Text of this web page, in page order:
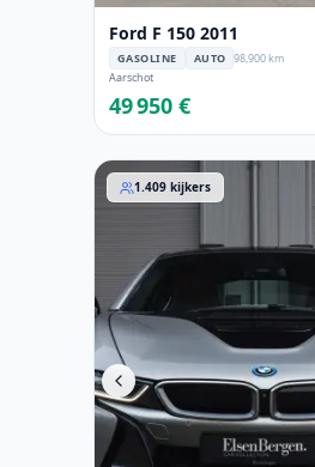
Ford F 150 2011
GASOLINE AUTO 98,900 km
Aarschot
49 950 €
BMW i8 2019
1.409 kijkers